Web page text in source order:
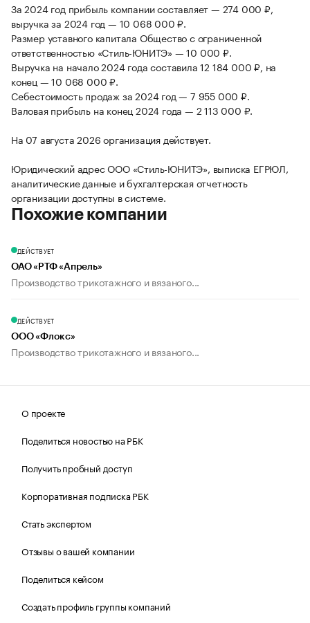
За 2024 год прибыль компании составляет — 274 000 ₽,
выручка за 2024 год — 10 068 000 ₽.
Размер уставного капитала Общество с ограниченной
ответственностью «Стиль-ЮНИТЭ» — 10 000 ₽.
Выручка на начало 2024 года составила 12 184 000 ₽, на
конец — 10 068 000 ₽.
Себестоимость продаж за 2024 год — 7 955 000 ₽.
Валовая прибыль на конец 2024 года — 2 113 000 ₽.
На 07 августа 2026 организация действует.
Юридический адрес ООО «Стиль-ЮНИТЭ», выписка ЕГРЮЛ,
аналитические данные и бухгалтерская отчетность
организации доступны в системе.
Похожие компании
ДЕЙСТВУЕТ
ОАО «РТФ «Апрель»
Производство трикотажного и вязаного...
ДЕЙСТВУЕТ
ООО «Флокс»
Производство трикотажного и вязаного...
О проекте
Поделиться новостью на РБК
Получить пробный доступ
Корпоративная подписка РБК
Стать экспертом
Отзывы о вашей компании
Поделиться кейсом
Создать профиль группы компаний